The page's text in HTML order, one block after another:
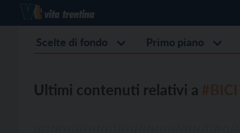
Scelte di fondo Primo piano
Ultimi contenuti relativi a